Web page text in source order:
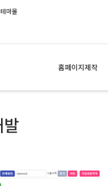
마몰
홈페이지제작